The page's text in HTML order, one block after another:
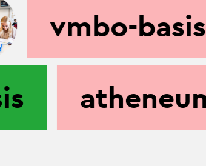
vmbo-basis